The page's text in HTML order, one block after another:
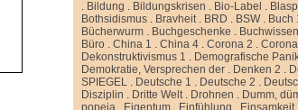
. Bildung . Bildungskrisen . Bio-Label .
Bothsidismus . Bravheit. BRD . BSW. Buch
Bücherwurm . Buchgeschenke . Buchwissen
Büro .China 1 .China 4 .Corona 2 .
Dekonstruktivismus 1 . Demografische
Demokratie, Versprechen der . Denken 2 .
SPIEGEL . Deutsche 1 . Deutsche 2 .
Disziplin . Dritte Welt. Drohnen . Dumm,
popeia . Eigentum . Einfühlung . Einsamkeit